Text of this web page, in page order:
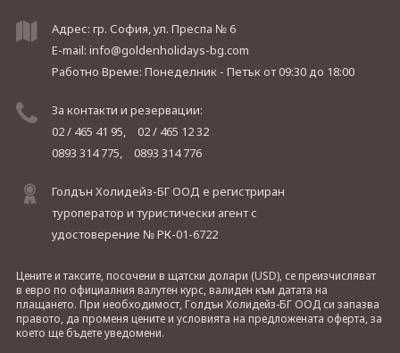
Адрес: гр. София, ул. Преспа № 6
E-mail: info@goldenholidays-bg.com
Работно Време: Понеделник - Петъкот 09:30 до 18:00
За контакти и резервации:
02 / 465 41 95,
02 / 465 12 32
0893 314 775,
0893 314 776
Голдън Холидейз-БГ ООД е регистриран
туроператор и туристически агент с
удостоверение № РК-01-6722
Цените и таксите, посочени в щатски долари (USD), се преизчисляват
в евро по официалния валутен курс, валиден към датата на
плащането. При необходимост, Голдън Холидейз-БГ ООД си запазва
правото, да променя цените и условията на предложената оферта, за
което ще бъдете уведомени.